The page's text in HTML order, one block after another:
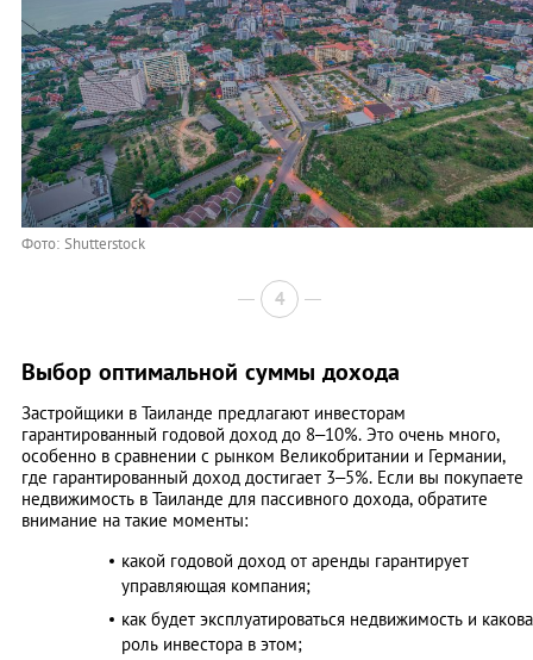
Фото: Shutterstock
4
Выбор оптимальной суммы дохода
Застройщики в Таиланде предлагают инвесторам
гарантированный годовой доход до 8–10%. Это очень много,
особенно в сравнении с рынком Великобритании и Германии,
где гарантированный доход достигает 3–5%. Если вы покупаете
недвижимость в Таиланде для пассивного дохода, обратите
внимание на такие моменты:
какой годовой доход от аренды гарантирует
управляющая компания;
как будет эксплуатироваться недвижимость и какова
роль инвестора в этом;